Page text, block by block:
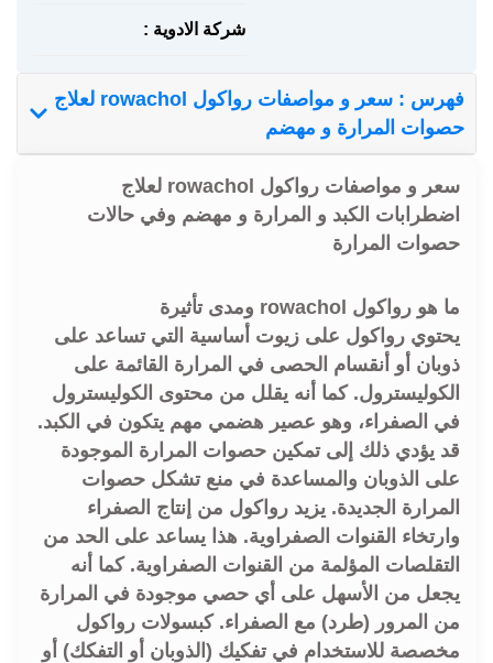
شركة الادوية :
فهرس : سعر و مواصفات رواكول rowachol لعلاج
حصوات المرارة و مهضم
سعر و مواصفات رواكول rowachol لعلاج
اضطرابات الكبد و المرارة و مهضم وفي حالات
حصوات المرارة
ما هو رواكول rowachol ومدى تأثيرة
يحتوي رواكول على زيوت أساسية التي تساعد على
ذوبان أو أنقسام الحصى في المرارة القائمة على
الكوليسترول. كما أنه يقلل من محتوى الكوليسترول
في الصفراء، وهو عصير هضمي مهم يتكون في الكبد.
قد يؤدي ذلك إلى تمكين حصوات المرارة الموجودة
على الذوبان والمساعدة في منع تشكل حصوات
المرارة الجديدة. يزيد رواكول من إنتاج الصفراء
وارتخاء القنوات الصفراوية. هذا يساعد على الحد من
التقلصات المؤلمة من القنوات الصفراوية. كما أنه
يجعل من الأسهل على أي حصي موجودة في المرارة
من المرور (طرد) مع الصفراء. كبسولات رواكول
مخصصة للاستخدام في تفكيك (الذوبان أو التفكك) أو